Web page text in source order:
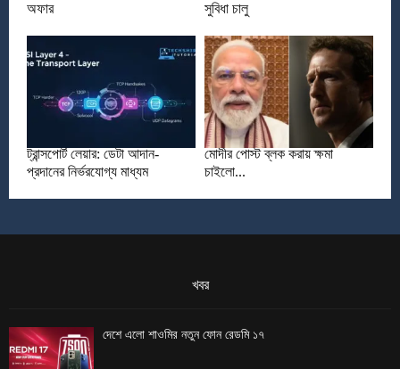
অফার
সুবিধা চালু
ট্রান্সপোর্ট লেয়ার: ডেটা আদান-
প্রদানের নির্ভরযোগ্য মাধ্যম
মোদীর পোস্ট ব্লক করায় ক্ষমা
চাইলো...
খবর
দেশে এলো শাওমির নতুন ফোন রেডমি ১৭